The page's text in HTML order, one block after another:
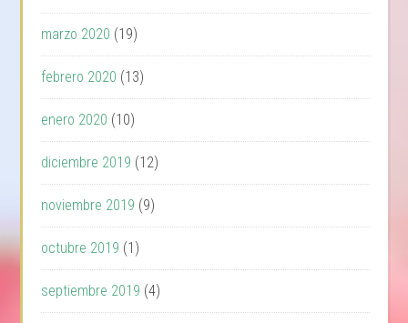
marzo 2020 (19)
febrero 2020 (13)
enero 2020 (10)
diciembre 2019 (12)
noviembre 2019 (9)
octubre 2019 (1)
septiembre 2019 (4)